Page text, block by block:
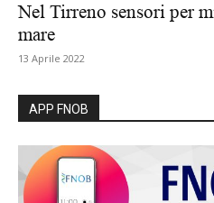
Nel Tirreno sensori per
mare
13 Aprile 2022
APP FNOB